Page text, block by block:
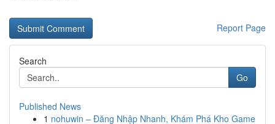
Report Page
Search
Go
Published News
1 nohuwin – Đăng Nhập Nhanh, Khám Phá Kho Game